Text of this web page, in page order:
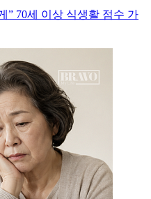
” 70세 이상 식생활 점수 가